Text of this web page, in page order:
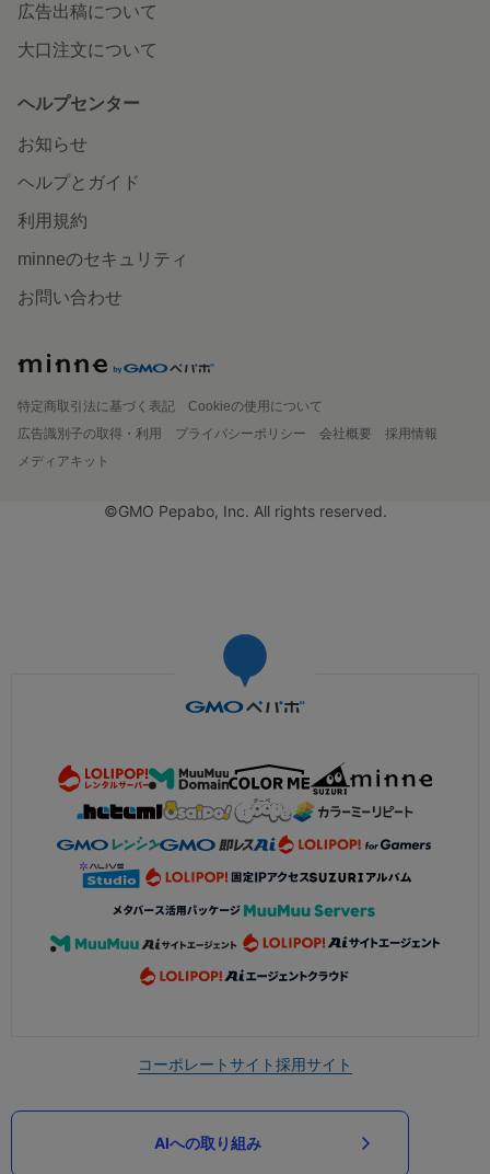
広告出稿について
大口注文について
ヘルプセンター
お知らせ
ヘルプとガイド
利用規約
minneのセキュリティ
お問い合わせ
特定商取引法に基づく表記
Cookieの使用について
広告識別子の取得・利用
プライバシーポリシー 会社概要
採用情報
メディアキット
©GMO Pepabo, Inc. All rights reserved.
コーポレートサイト採用サイト
AIへの取り組み